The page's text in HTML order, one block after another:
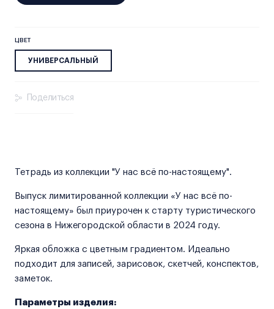
ЦВЕТ
УНИВЕРСАЛЬНЫЙ
Поделиться
Тетрадь из коллекции "У нас всё по-настоящему".
Выпуск лимитированной коллекции «У нас всё по-
настоящему» был приурочен к старту туристического
сезона в Нижегородской области в 2024 году.
Яркая обложка с цветным градиентом. Идеально
подходит для записей, зарисовок, скетчей, конспектов,
заметок.
Параметры изделия: